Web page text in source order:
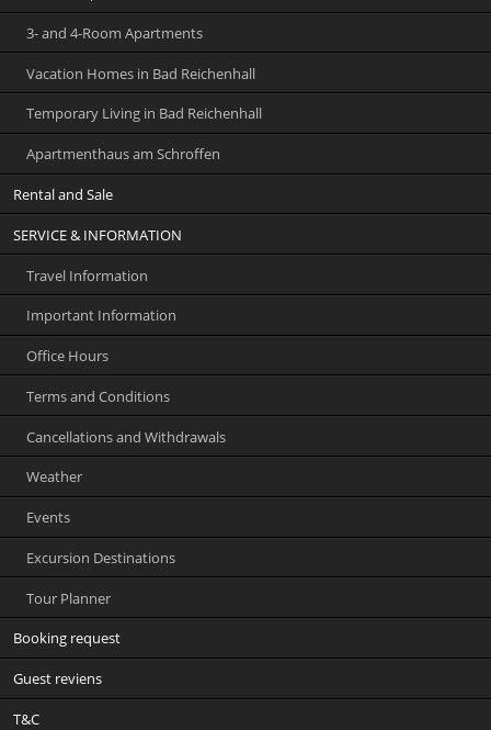
3- and 4-Room Apartments
Vacation Homes in Bad Reichenhall
Temporary Living in Bad Reichenhall
Apartmenthaus am Schroffen
Rental and Sale
SERVICE & INFORMATION
Travel Information
Important Information
Office Hours
Terms and Conditions
Cancellations and Withdrawals
Weather
Events
Excursion Destinations
Tour Planner
Booking request
Guest reviens
T&C